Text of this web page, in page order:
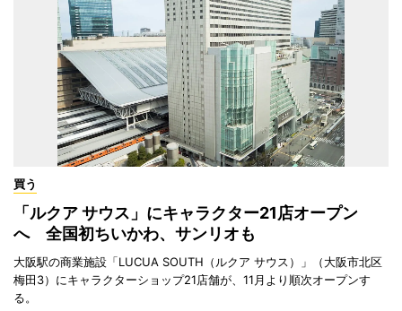
買う
「ルクア サウス」にキャラクター21店オープン
へ 全国初ちいかわ、サンリオも
大阪駅の商業施設「LUCUA SOUTH（ルクア サウス）」（大阪市北区
梅田3）にキャラクターショップ21店舗が、11月より順次オープンす
る。